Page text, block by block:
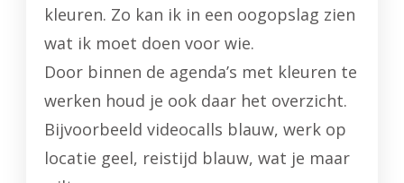
kleuren. Zo kan ik in een oogopslag zien
wat ik moet doen voor wie.
Door binnen de agenda’s met kleuren te
werken houd je ook daar het overzicht.
Bijvoorbeeld videocalls blauw, werk op
locatie geel, reistijd blauw, wat je maar